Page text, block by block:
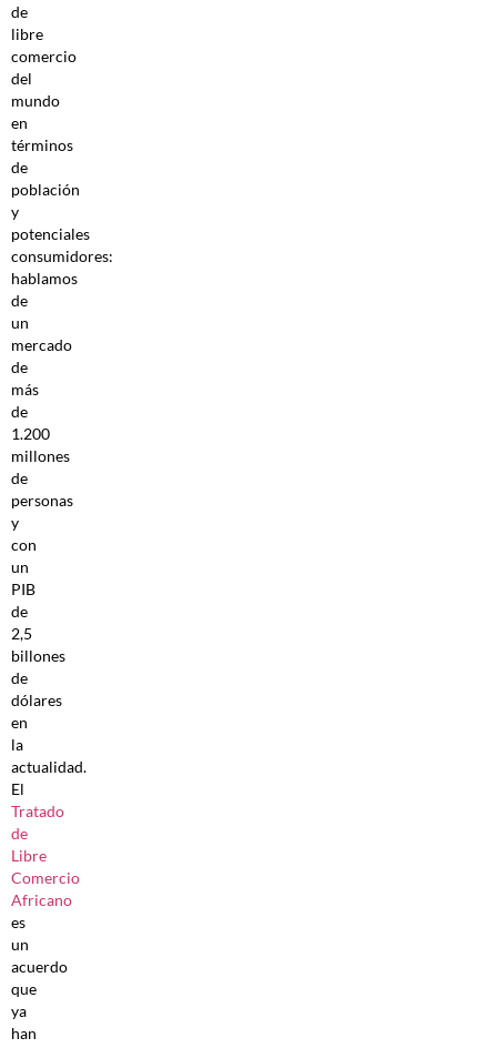
de
libre
comercio
del
mundo
en
términos
de
población
y
potenciales
consumidores:
hablamos
de
un
mercado
de
más
de
1.200
millones
de
personas
y
con
un
PIB
de
2,5
billones
de
dólares
en
la
actualidad.
El
Tratado
de
Libre
Comercio
Africano
es
un
acuerdo
que
ya
han